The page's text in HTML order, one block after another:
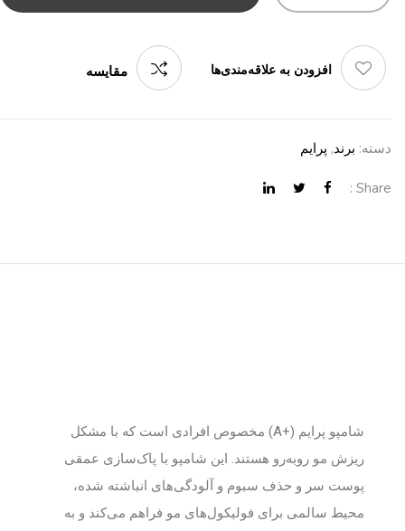
افزودن به علاقه‌مندی‌ها مقایسه
دسته: برند, پرایم
Share :
شامپو پرایم (+A) مخصوص افرادی است که با مشکل
ریزش مو روبه‌رو هستند. این شامپو با پاک‌سازی عمقی
پوست سر و حذف سبوم و آلودگی‌های انباشته شده،
محیط سالمی برای فولیکول‌های مو فراهم می‌کند و به